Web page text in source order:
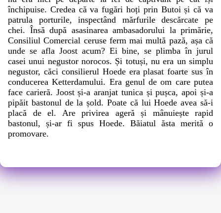
închipuise. Credea că va fugări hoți prin Butoi și că va
patrula porturile, inspectând mărfurile descărcate pe
chei. Însă după asasinarea ambasadorului la primărie,
Consiliul Comercial ceruse ferm mai multă pază, așa că
unde se afla Joost acum? Ei bine, se plimba în jurul
casei unui negustor norocos. Și totuși, nu era un simplu
negustor, căci consilierul Hoede era plasat foarte sus în
conducerea Ketterdamului. Era genul de om care putea
face carieră. Joost și-a aranjat tunica și pușca, apoi și-a
pipăit bastonul de la șold. Poate că lui Hoede avea să-i
placă de el. Are privirea ageră și mânuiește rapid
bastonul, și-ar fi spus Hoede. Băiatul ăsta merită o
promovare.